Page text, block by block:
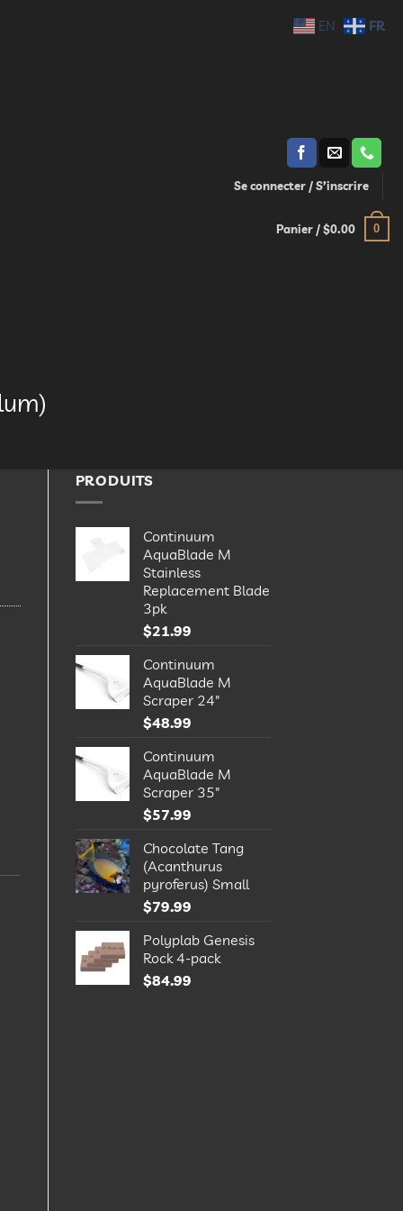
Se connecter / S’inscrire
Panier /$0.00 0
PRODUITS
Continuum
AquaBlade M
Stainless
Replacement Blade
3pk
$21.99
Continuum
AquaBlade M
Scraper 24"
$48.99
Continuum
AquaBlade M
Scraper 35"
$57.99
Chocolate Tang
(Acanthurus
pyroferus) Small
$79.99
Polyplab Genesis
Rock 4-pack
$84.99
EN FR